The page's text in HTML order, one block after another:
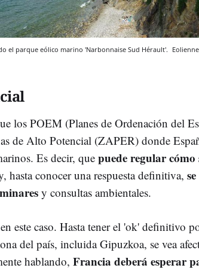
el parque eólico marino 'Narbonnaise Sud Hérault'.
los POEM (Planes de Ordenación del
de Alto Potencial (ZAPER) donde
Es decir, que puede regular cómo
hasta conocer una respuesta definitiva,
y consultas ambientales.
este caso. Hasta tener el 'ok' definitivo
del país, incluida Gipuzkoa, se vea
hablando, Francia deberá esperar